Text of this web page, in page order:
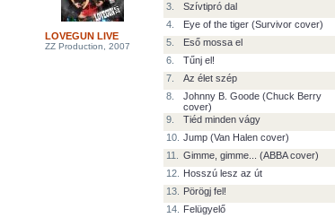
LOVEGUN LIVE
ZZ Production, 2007
3.
Szívtipró dal
4.
Eye of the tiger (Survivor cover)
5.
Eső mossa el
6.
Tűnj el!
7.
Az élet szép
8.
Johnny B. Goode (Chuck Berry
cover)
9. Tiéd minden vágy
10. Jump (Van Halen cover)
11.
Gimme, gimme... (ABBA cover)
12.
Hosszú lesz az út
13.
Pörögj fel!
14.
Felügyelő